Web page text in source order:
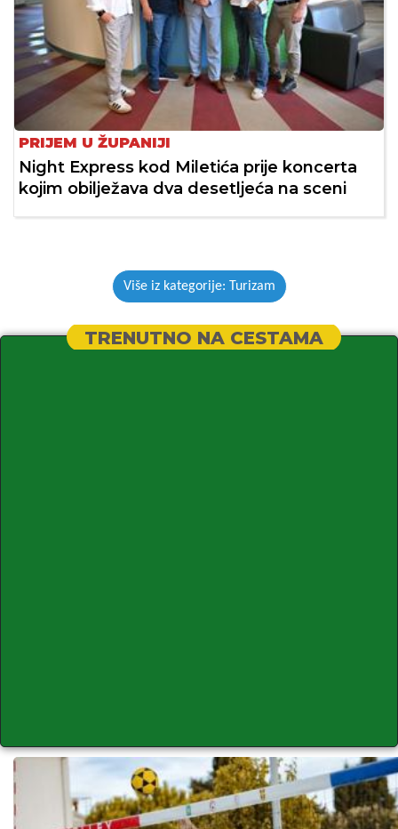
PRIJEM U ŽUPANIJI
Night Express kod Miletića prije koncerta
kojim obilježava dva desetljeća na sceni
Više iz kategorije: Turizam
TRENUTNO NA CESTAMA